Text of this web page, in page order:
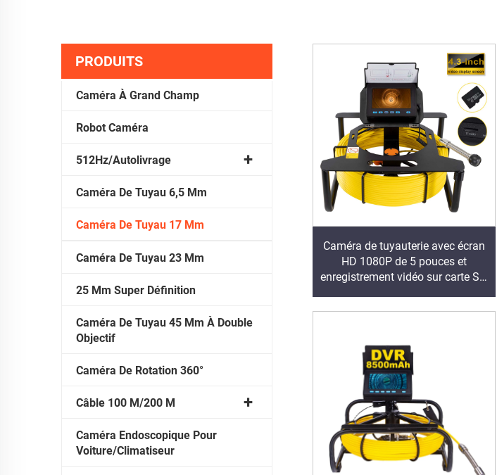
PRODUITS
Caméra À Grand Champ
Robot Caméra
512Hz/Autolivrage
Caméra De Tuyau 6,5 Mm
Caméra De Tuyau 17 Mm
Caméra De Tuyau 23 Mm
25 Mm Super Définition
Caméra De Tuyau 45 Mm À Double
Objectif
Caméra De Rotation 360°
Câble 100 M/200 M
Caméra Endoscopique Pour
Voiture/Climatiseur
Caméra de tuyauterie avec écran
HD 1080P de 5 pouces et
enregistrement vidéo sur carte SD